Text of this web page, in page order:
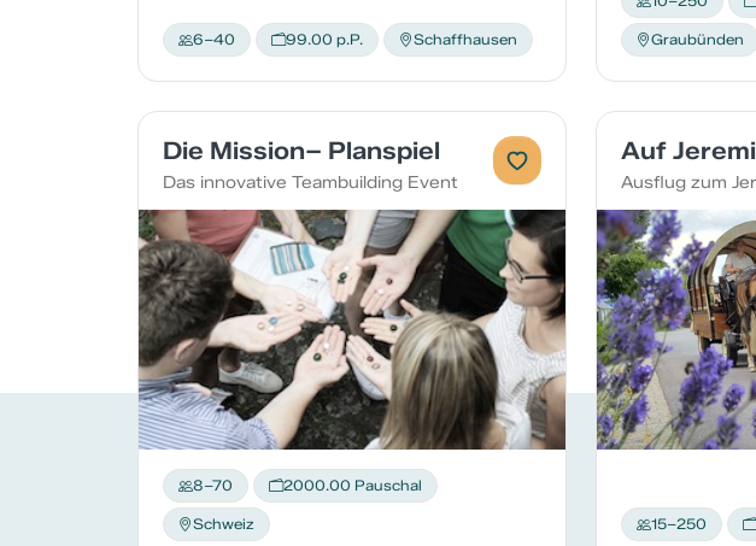
6–40 99.00 p.P. Schaffhausen Graubünden
Die Mission– Planspiel
Das innovative Teambuilding Event
8–70 2000.00 Pauschal
Schweiz 15–250